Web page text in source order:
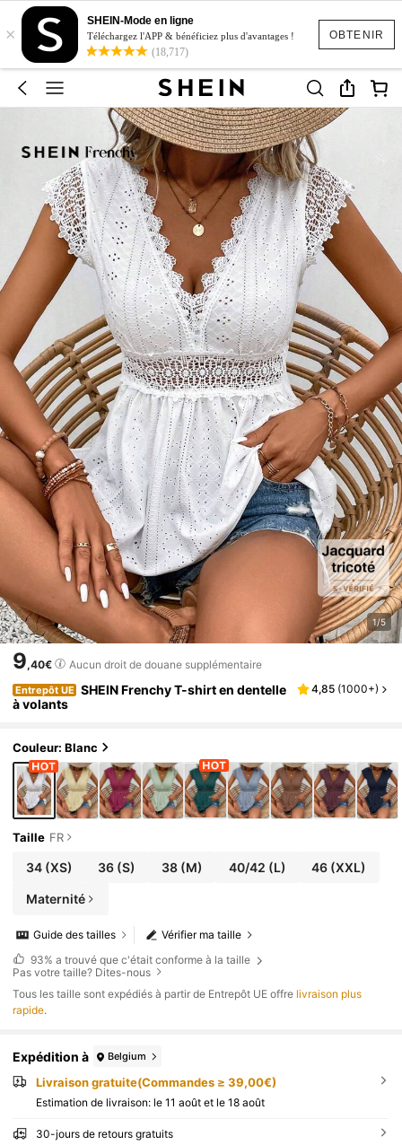
OBTENIR
×
SHEIN-Mode en ligne
Téléchargez l'APP & bénéficiez plus d'avantages !
(18,717)
1/5
9,40€ Aucun droit de douane supplémentaire
Entrepôt UE SHEIN Frenchy T-shirt en dentelle
à volants
4,85 (1000+)
Couleur: Blanc
Taille FR
34(XS) 36 (S) 38(M) 40/42 (L) 46 (XXL)
Maternité
Vérifier ma taille
Guide des tailles
93% a trouvé que c'était conforme à la taille
Pas votre taille? Dites-nous
Tous les taille sont expédiés à partir de Entrepôt UE offre livraison plus
rapide.
Expédition à Belgium
Livraison gratuite(Commandes ≥ 39,00€)
Estimation de livraison: le 11 août et le 18 août
30-jours de retours gratuits